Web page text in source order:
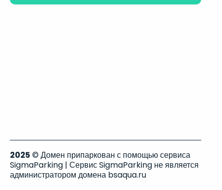
2025 © Домен припаркован с помощью сервиса
SigmaParking | Сервис SigmaParking не является
администратором домена bsaqua.ru